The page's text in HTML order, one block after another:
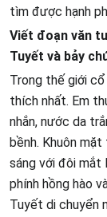
tìm được hạnh
Viết đoạn văn
Tuyết và bảy
Trong thế giới
thích nhất. Em
nhắn, nước da
bềnh. Khuôn
sáng với đôi mắt
phính hồng hào
Tuyết di chuyển